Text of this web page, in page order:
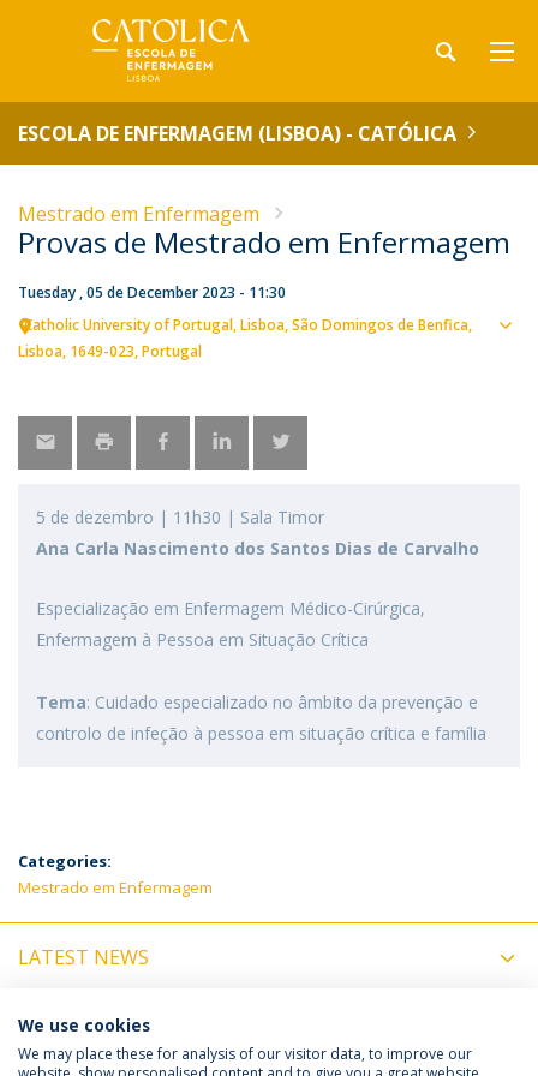
ESCOLA DE ENFERMAGEM (LISBOA) - CATÓLICA
Mestrado em Enfermagem
Provas de Mestrado em Enfermagem
Tuesday , 05 de December 2023 - 11:30
Catholic University of Portugal Lisboa São Domingos de Benfica,
Lisboa 1649-023 Portugal
5 de dezembro | 11h30 | Sala Timor
Ana Carla Nascimento dos Santos Dias de Carvalho
Especialização em Enfermagem Médico-Cirúrgica,
Enfermagem à Pessoa em Situação Crítica
Tema: Cuidado especializado no âmbito da prevenção e
controlo de infeção à pessoa em situação crítica e família
Categories:
Mestrado em Enfermagem
LATEST NEWS
UPCOMING EVENTS
We use cookies
We may place these for analysis of our visitor data, to improve our